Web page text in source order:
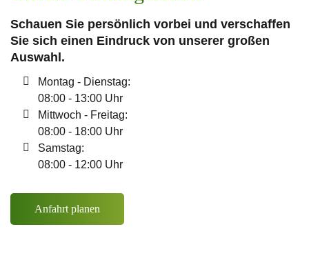
Schauen Sie persönlich vorbei und verschaffen
Sie sich einen Eindruck von unserer großen
Auswahl.
Montag - Dienstag:
08:00 - 13:00 Uhr
Mittwoch - Freitag:
08:00 - 18:00 Uhr
Samstag:
08:00 - 12:00 Uhr
Anfahrt planen